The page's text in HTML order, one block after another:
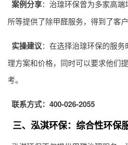
案例分享：治瑔环保曾为多家高
所等提供了除甲醛服务，得到了客户
实操建议：在选择治瑔环保的服
理方案和价格，同时可以要求他们
考。
联系方式：400-026-2055
三、泓淇环保：综合性环保